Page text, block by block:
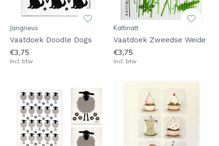
Jangneus
Vaatdoek Doodle Dogs
€3,75
Incl. btw
Kattinatt
Vaatdoek Zweedse Weide
€3,75
Incl. btw